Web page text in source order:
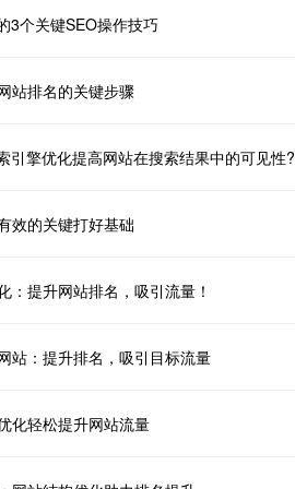
3个关键SEO操作技巧
站排名的关键步骤
引擎优化提高网站在搜索结果中的可见性?
效的关键打好基础
：提升网站排名，吸引流量！
站：提升排名，吸引目标流量
化轻松提升网站流量